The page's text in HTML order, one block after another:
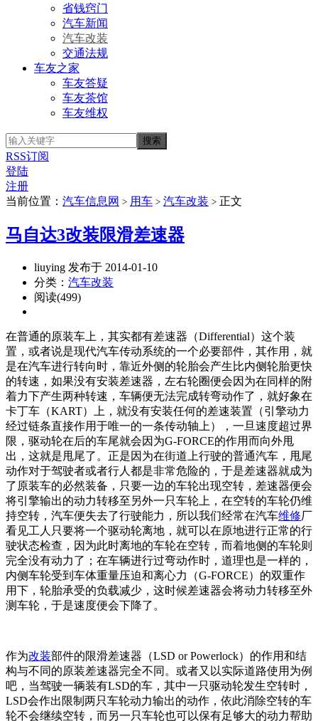
省钱窍门
汽车新闻
汽车改装
交通法规
车友之家
车友答疑
车友茶馆
车友维权
RSS订阅
登陆
注册
当前位置： 汽车信息网 > 用车 > 汽车改装 > 正文
马自达3改装限滑差速器
liuying 发布于 2014-01-10
分类： 汽车改装
阅读(499)
在普通的原装车上，其实都有差速器（Differential）这个装
置，或者说是现代汽车传动系统的一个必要部件，其作用，就
是在汽车进行转向时，靠近外侧的轮胎会产生比内侧轮胎更快
的转速，如果没有安装差速器，左右轮圈便会因为在同样的附
着力下产生两种转速，车辆便无法完成转弯动作了，就好象在
卡丁车（KART）上，就没有安装任何的差速装置（引擎动力
经过链条直接作用于唯一的一条传动轴上），一旦速度超过界
限，驱动轮在后的车尾就会因为G-FORCE的作用而向外甩
出，这就是甩尾了。正是因为在街道上行驶的普通汽车，甩尾
动作对于驾驶者或者行人都是非常危险的，于是差速器就成为
了原装车的必然装备，只要一边的车轮出现空转，差速器便会
将引擎输出的动力转移至另外一只车轮上，在空转的车轮仍维
持空转，汽车便失去了行驶能力，所以我们经常在汽车维修厂
看见工人只要将一个驱动轮离地，就可以在原地进行正常的行
驶状态检查，因为此时离地的车轮在空转，而着地侧的车轮则
完全没有动力了；在车辆进行过弯动作时，道理也是一样的，
内侧车轮受到车体重量压迫和离心力（G-FORCE）的双重作
用下，轮胎承受的负载减少，这时候差速器会将动力转移至外
测车轮，于是速度便会下降了。
作为改装部件的限滑差速器（LSD or Powerlock）的作用和结
构与不同的原装差速器完全不同。或者又以实际道路使用为例
吧，当驾驶一辆装有LSD的车，其中一只驱动轮发生空转时，
LSD会作出限制两只车轮动力输出的动作，依此消除空转的车
轮不会继续空转，而另一只车轮也可以保有足够大的动力帮助